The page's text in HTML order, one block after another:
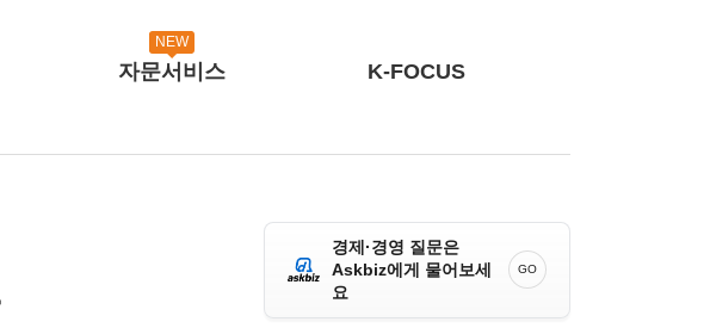
NEW
자문서비스 K-FOCUS
경제·경영 질문은
Askbiz에게 물어보세
요
GO